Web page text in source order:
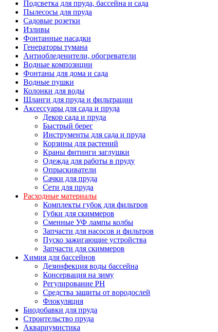
Подсветка для пруда, бассейна и сада
Пылесосы для пруда
Садовые розетки
Изливы
Фонтанные насадки
Генераторы тумана
Антиобледенители, обогреватели
Водные композиции
Фонтаны для дома и сада
Водные пушки
Колонки для воды
Шланги для пруда и фильтрации
Аксессуары для сада и пруда
Декор сада и пруда
Быстрый берег
Инструменты для сада и пруда
Корзины для растений
Краны фитинги заглушки
Одежда для работы в пруду
Опрыскиватели
Сачки для пруда
Сети для пруда
Расходные материалы
Комплекты губок для фильтров
Губки для скиммеров
Сменные УФ лампы колбы
Запчасти для насосов и фильтров
Пуско зажигающие устройства
Запчасти для скиммеров
Химия для бассейнов
Дезинфекция воды бассейна
Консервация на зиму
Регулирование PH
Средства защиты от вородослей
Флокуляция
Биодобавки для пруда
Строительство пруда
Аквариумистика